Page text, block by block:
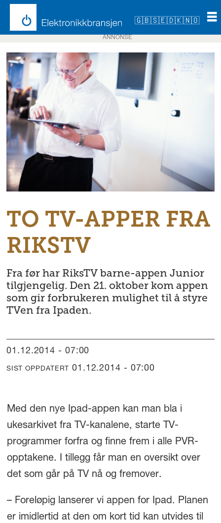
🇬🇧🇸🇪🇩🇰🇳🇴
ANNONSE
TO TV-APPER FRA
RIKSTV
Fra før har RiksTV barne-appen Junior
tilgjengelig. Den 21. oktober kom appen
som gir forbrukeren mulighet til å styre
TVen fra Ipaden.
01.12.2014 - 07:00
SIST OPPDATERT 01.12.2014 - 07:00
Med den nye Ipad-appen kan man bla i
ukesarkivet fra TV-kanalene, starte TV-
programmer forfra og finne frem i alle PVR-
opptakene. I tillegg får man en oversikt over
det som går på TV nå og fremover.
– Foreløpig lanserer vi appen for Ipad. Planen
er imidlertid at den om kort tid kan utvides til